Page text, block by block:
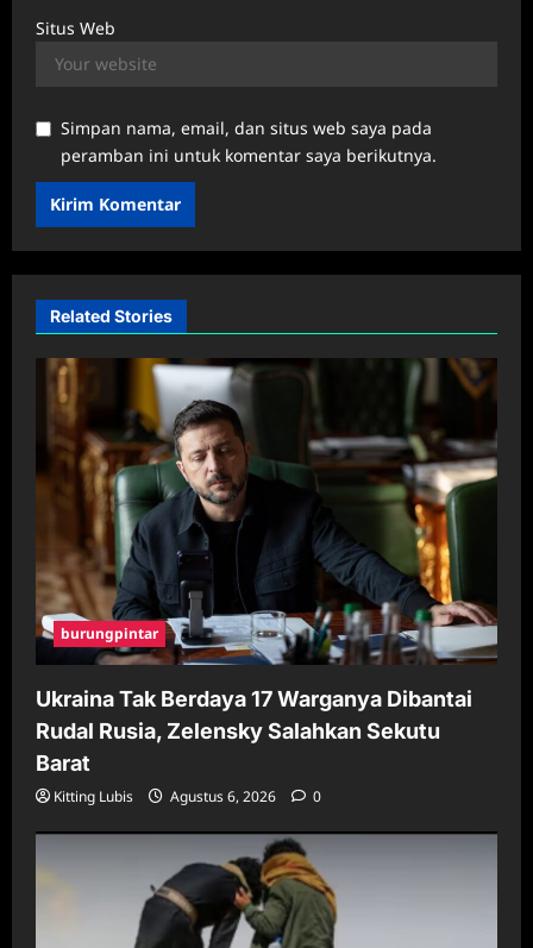
Situs Web
Simpan nama, email, dan situs web saya pada
peramban ini untuk komentar saya berikutnya.
Related Stories
burungpintar
Ukraina Tak Berdaya 17 Warganya Dibantai
Rudal Rusia, Zelensky Salahkan Sekutu
Barat
Kitting Lubis Agustus 6, 2026 0